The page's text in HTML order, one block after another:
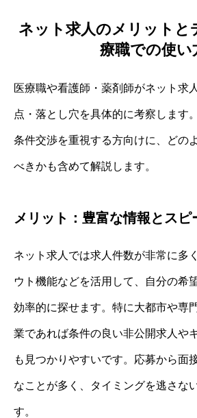
ネット求人のメリットと
療職での使い
医療職や看護師・薬剤師がネット求
点・落とし穴を具体的に考察します
条件交渉を重視する方向けに、どの
べきかも含めて解説します。
メリット：豊富な情報とスピ
ネット求人では求人件数が非常に多
ウト機能などを活用して、自分の希
効率的に探せます。特に大都市や専
業であれば条件の良い非公開求人や
も見つかりやすいです。応募から面
なことが多く、タイミングを逃さな
す。